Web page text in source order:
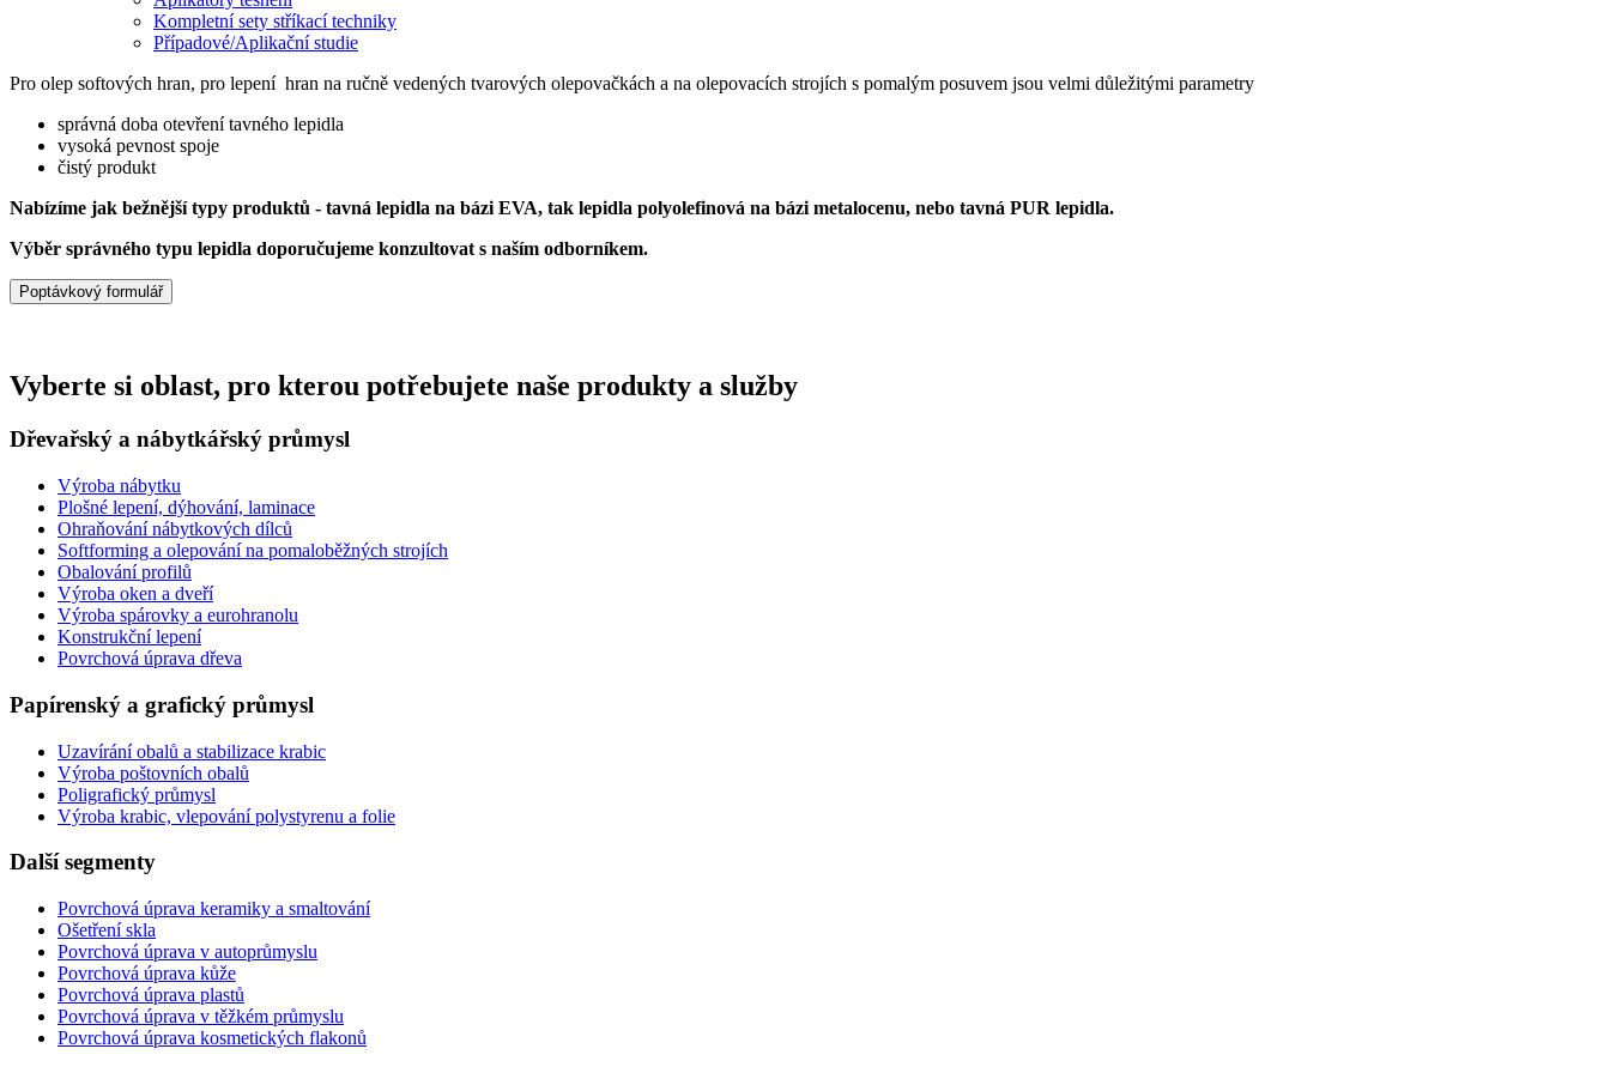
Kompletní sety stříkací techniky
Případové/Aplikační studie
Pro olep softových hran, pro lepení hran na ručně vedených tvarových olepovačkách a na olepovacích strojích s pomalým posuvem jsou velmi důležitými parametry
správná doba otevření tavného lepidla
vysoká pevnost spoje
čistý produkt
Nabízíme jak bežnější typy produktů - tavná lepidla na bázi EVA, tak lepidla polyolefinová na bázi metalocenu, nebo tavná PUR lepidla.
Výběr správného typu lepidla doporučujeme konzultovat s naším odborníkem.
Poptávkový formulář
Vyberte si oblast, pro kterou potřebujete naše produkty a služby
Dřevařský a nábytkářský průmysl
Výroba nábytku
Plošné lepení, dýhování, laminace
Ohraňování nábytkových dílců
Softforming a olepování na pomaloběžných strojích
Obalování profilů
Výroba oken a dveří
Výroba spárovky a eurohranolu
Konstrukční lepení
Povrchová úprava dřeva
Papírenský a grafický průmysl
Uzavírání obalů a stabilizace krabic
Výroba poštovních obalů
Poligrafický průmysl
Výroba krabic, vlepování polystyrenu a folie
Další segmenty
Povrchová úprava keramiky a smaltování
Ošetření skla
Povrchová úprava v autoprůmyslu
Povrchová úprava kůže
Povrchová úprava plastů
Povrchová úprava v těžkém průmyslu
Povrchová úprava kosmetických flakonů